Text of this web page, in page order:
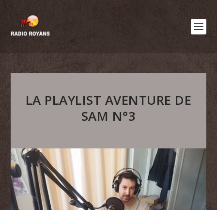
LA PLAYLIST AVENTURE DE
SAM N°3